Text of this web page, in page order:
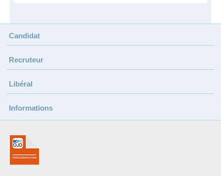
Candidat
Recruteur
Libéral
Informations